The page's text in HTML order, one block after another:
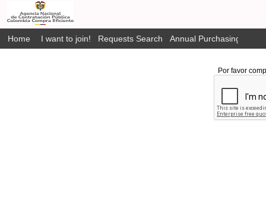
Home I want to join! Requests Search Annual Purchasing Plan
Por favor